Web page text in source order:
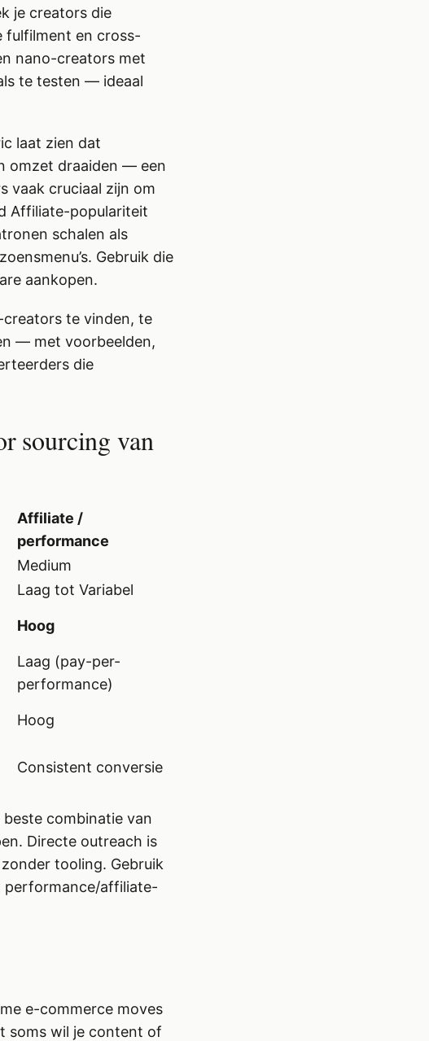
je creators die
fulfilment en cross-
nano-creators met
te testen — ideaal
laat zien dat
omzet draaiden — een
vaak cruciaal zijn om
Affiliate-populariteit
schalen als
Gebruik die
aankopen.
creators te vinden, te
— met voorbeelden,
die
sourcing van
Affiliate /
performance
Medium
Laag tot Variabel
Hoog
Laag (pay-per-
performance)
Hoog
Consistent conversie
combinatie van
Directe outreach is
tooling. Gebruik
performance/affiliate-
e-commerce moves
soms wil je content of